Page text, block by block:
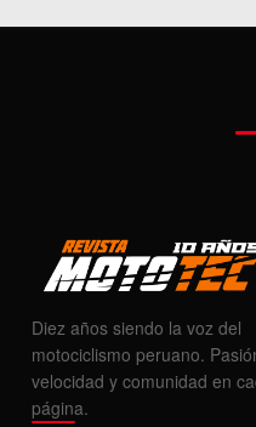
Diez años siendo la voz del
motociclismo peruano.
velocidad y comunidad en
página.